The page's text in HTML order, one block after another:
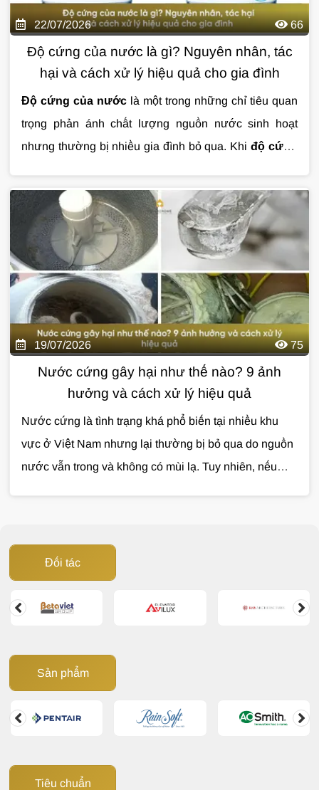
22/07/2026 66
Độ cứng của nước là gì? Nguyên nhân, tác
hại và cách xử lý hiệu quả cho gia đình
Độ cứng của nước là một trong những chỉ tiêu quan
trọng phản ánh chất lượng nguồn nước sinh hoạt
nhưng thường bị nhiều gia đình bỏ qua. Khi độ cứng
thiết bị, làm giảm hiệu quả của xà phòng và ảnh
hưởng đến tuổi thọ hệ thống đường ống. Vậy
cứng của nướclà gì, có gây hại cho sức khỏe không
và cách xử lý hiệu quả như thế nào? Cùng
Giải Pháp
Nướctìm hiểu chi tiết trong bài viết dưới đây.
19/07/2026 75
Nước cứng gây hại như thế nào? 9 ảnh
hưởng và cách xử lý hiệu quả
Nước cứng là tình trạng khá phổ biến tại nhiều khu
vực ở Việt Nam nhưng lại thường bị bỏ qua do nguồn
nước vẫn trong và không có mùi lạ. Tuy nhiên, nếu
như thế nào và đâu là giải pháp xử lý hiệu quả? Cùng
Giải Pháp Nướctìm hiểu trong bài viết dưới đây.
Đối tác
Sản phẩm
Tiêu chuẩn